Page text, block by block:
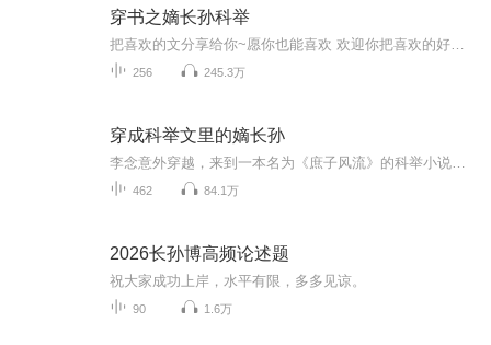
穿书之嫡长孙科举
256 245.3万
穿成科举文里的嫡长孙
462 84.1万
2026长孙博高频论述题
祝大家成功上岸，水平有限，多多见谅。
90 1.6万